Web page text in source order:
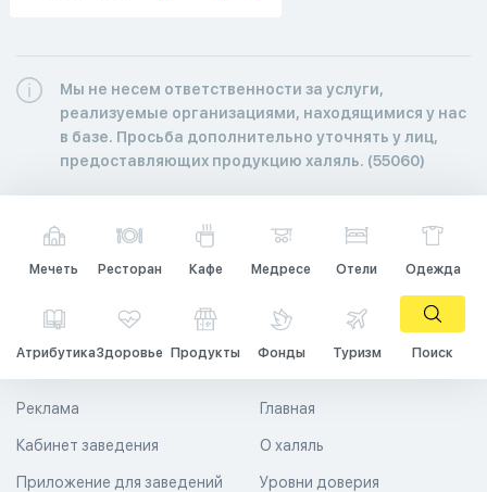
Мы не несем ответственности за услуги,
реализуемые организациями, находящимися у нас
в базе. Просьба дополнительно уточнять у лиц,
предоставляющих продукцию халяль. (55060)
Мечеть Ресторан Кафе Медресе Отели Одежда
АтрибутикаЗдоровье Продукты Фонды Туризм Поиск
Главная
О халяль
Уровни доверия
Реклама
Кабинет заведения
Приложение для заведений